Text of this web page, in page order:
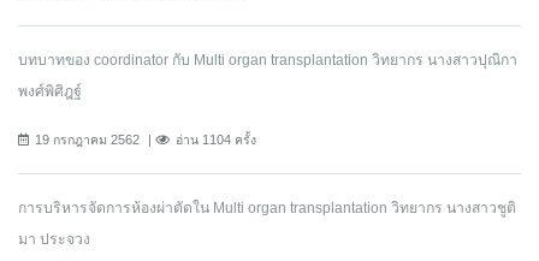
บทบาทของ coordinator กับ Multi organ transplantation วิทยากร นางสาวปุณิกา
พงศ์พิศิฎฐ์
19 กรกฎาคม 2562 อ่าน 1104 ครั้ง
การบริหารจัดการห้องผ่าตัดใน Multi organ transplantation วิทยากร นางสาวชูติ
มา ประจวง